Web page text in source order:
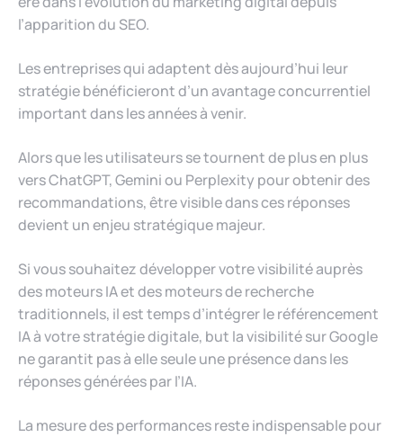
l’apparition du SEO.
Les entreprises qui adaptent dès aujourd’hui leur
stratégie bénéficieront d’un avantage concurrentiel
important dans les années à venir.
Alors que les utilisateurs se tournent de plus en plus
vers ChatGPT, Gemini ou Perplexity pour obtenir des
recommandations, être visible dans ces réponses
devient un enjeu stratégique majeur.
Si vous souhaitez développer votre visibilité auprès
des moteurs IA et des moteurs de recherche
traditionnels, il est temps d’intégrer le référencement
IA à votre stratégie digitale, but la visibilité sur Google
ne garantit pas à elle seule une présence dans les
réponses générées par l’IA.
La mesure des performances reste indispensable pour